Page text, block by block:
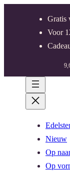
Gratis
Voor
Nieuw
Op
Op